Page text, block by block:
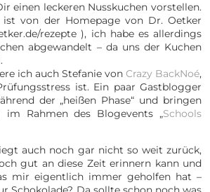
einen leckeren Nusskuchen vorstellen.
ist von der Homepage von Dr. Oetker
rezepte ), ich habe es allerdings
abgewandelt – da uns der Kuchen
ich auch Stefanie von Crazy BackNoé,
ist. Ein paar Gastblogger
der „heißen Phase“ und bringen
im Rahmen des Blogevents „Schools
auch noch gar nicht so weit zurück,
gut an diese Zeit erinnern kann und
mir eigentlich immer geholfen hat –